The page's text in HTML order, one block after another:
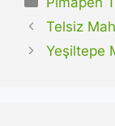
Telsiz
Yeşiltepe